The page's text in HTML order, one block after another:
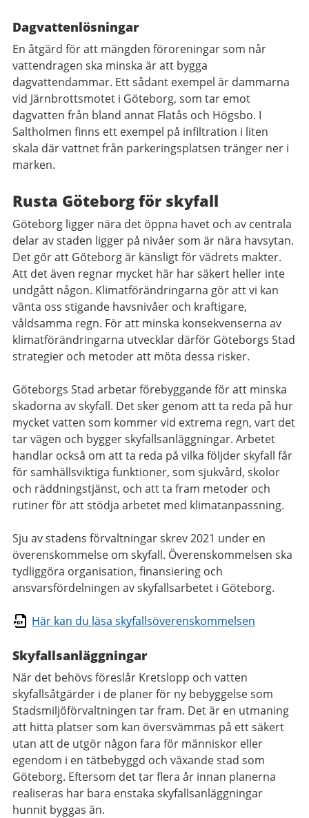
Dagvattenlösningar
En åtgärd för att mängden föroreningar som når
vattendragen ska minska är att bygga
dagvattendammar. Ett sådant exempel är dammarna
vid Järnbrottsmotet i Göteborg, som tar emot
dagvatten från bland annat Flatås och Högsbo. I
Saltholmen finns ett exempel på infiltration i liten
skala där vattnet från parkeringsplatsen tränger ner i
marken.
Rusta Göteborg för skyfall
Göteborg ligger nära det öppna havet och av centrala
delar av staden ligger på nivåer som är nära havsytan.
Det gör att Göteborg är känsligt för vädrets makter.
Att det även regnar mycket här har säkert heller inte
undgått någon. Klimatförändringarna gör att vi kan
vänta oss stigande havsnivåer och kraftigare,
våldsamma regn. För att minska konsekvenserna av
klimatförändringarna utvecklar därför Göteborgs Stad
strategier och metoder att möta dessa risker.
Göteborgs Stad arbetar förebyggande för att minska
skadorna av skyfall. Det sker genom att ta reda på hur
mycket vatten som kommer vid extrema regn, vart det
tar vägen och bygger skyfallsanläggningar. Arbetet
handlar också om att ta reda på vilka följder skyfall får
för samhällsviktiga funktioner, som sjukvård, skolor
och räddningstjänst, och att ta fram metoder och
rutiner för att stödja arbetet med klimatanpassning.
Sju av stadens förvaltningar skrev 2021 under en
överenskommelse om skyfall. Överenskommelsen ska
tydliggöra organisation, finansiering och
ansvarsfördelningen av skyfallsarbetet i Göteborg.
Här kan du läsa skyfallsöverenskommelsen
Skyfallsanläggningar
När det behövs föreslår Kretslopp och vatten
skyfallsåtgärder i de planer för ny bebyggelse som
Stadsmiljöförvaltningen tar fram. Det är en utmaning
att hitta platser som kan översvämmas på ett säkert
utan att de utgör någon fara för människor eller
egendom i en tätbebyggd och växande stad som
Göteborg. Eftersom det tar flera år innan planerna
realiseras har bara enstaka skyfallsanläggningar
hunnit byggas än.